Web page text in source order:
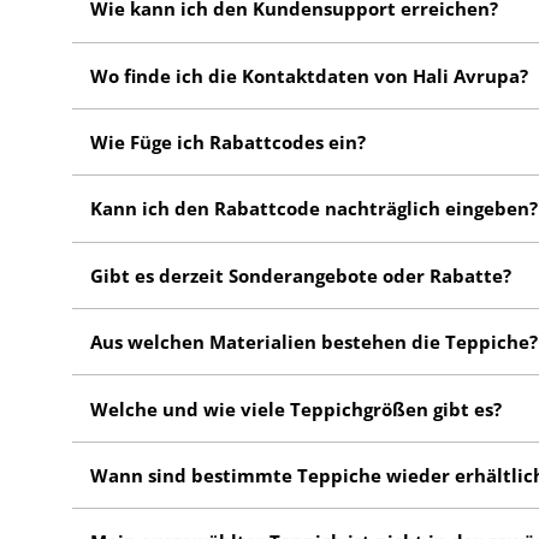
beurteilen zu können.
Gewerbestraße 6 53567 Asbach
Wie kann ich den Kundensupport erreichen?
Kundensupport aufnehmen.
Wo finde ich die Kontaktdaten von Hali Avrupa?
Wie Füge ich Rabattcodes ein?
Kann ich den Rabattcode nachträglich eingeben?
Regel nachholen. Überprüfen Sie dazu bitte Ihre
Gibt es derzeit Sonderangebote oder Rabatte?
Aus welchen Materialien bestehen die Teppiche?
Polyester
Polypropylen
Welche und wie viele Teppichgrößen gibt es?
Teppichläufer / Teppichbrücken
Wann sind bestimmte Teppiche wieder